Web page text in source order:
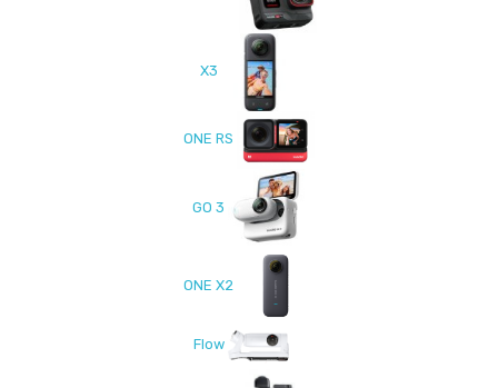
X3
ONE RS
GO 3
ONE X2
Flow